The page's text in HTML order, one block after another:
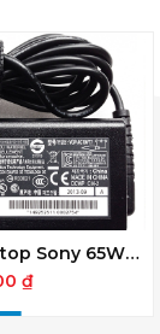
Sony 65W
Tròn Kim
₫